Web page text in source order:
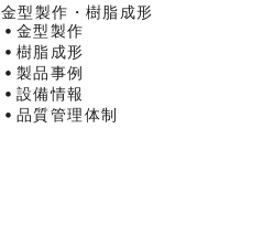
金型製作・樹脂成形
金型製作
樹脂成形
製品事例
設備情報
品質管理体制